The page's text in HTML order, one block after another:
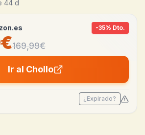
44 d
-35% Dto.
169,99€
Ir al Chollo
¿Expirado?